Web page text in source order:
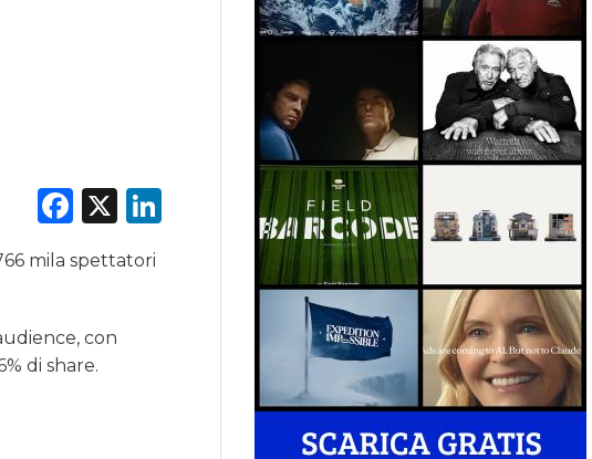
Facebook
X LinkedIn
mila spettatori
con
di share.